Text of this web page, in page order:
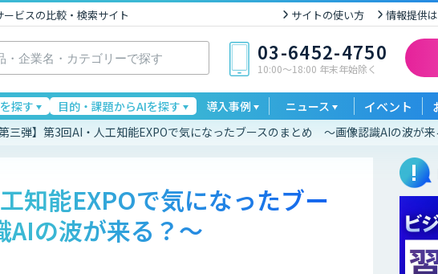
ビスの比較・検索サイト サイトの使い方 情報提供
03-6452-4750
10:00〜18:00 年末年始除く
探す 目的・課題からAIを探す 導入事例 ニュース イベント
第三弾】第3回AI・人工知能EXPOで気になったブースのまとめ ～画像認識AIの波が
知能EXPOで気になったブー
の波が来る？～